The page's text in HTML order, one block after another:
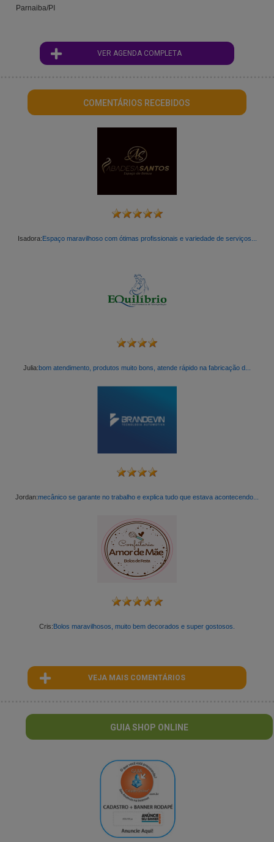
Parnaiba/PI
VER AGENDA COMPLETA
COMENTÁRIOS RECEBIDOS
Isadora:Espaço maravilhoso com ótimas profissionais e variedade de serviços...
Julia:bom atendimento, produtos muito bons, atende rápido na fabricação d...
Jordan:mecânico se garante no trabalho e explica tudo que estava acontecendo...
Cris:Bolos maravilhosos, muito bem decorados e super gostosos.
VEJA MAIS COMENTÁRIOS
GUIA SHOP ONLINE